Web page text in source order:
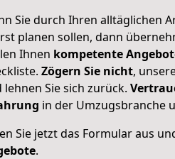
Sie durch Ihren alltäglichen
planen sollen, dann
Ihnen kompetente
Zögern Sie nicht,
lehnen Sie sich zurück.
in der Umzugsbranche
Sie jetzt das Formular aus
.